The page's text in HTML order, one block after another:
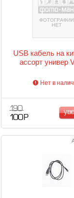
USB кабель на
ассорт универ
Нет в
190
100 Р